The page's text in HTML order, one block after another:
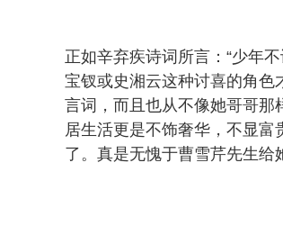
正如辛弃疾诗词所言：“少年
宝钗或史湘云这种讨喜的角
言词，而且也从不像她哥哥那
居生活更是不饰奢华，不显
了。真是无愧于曹雪芹先生给